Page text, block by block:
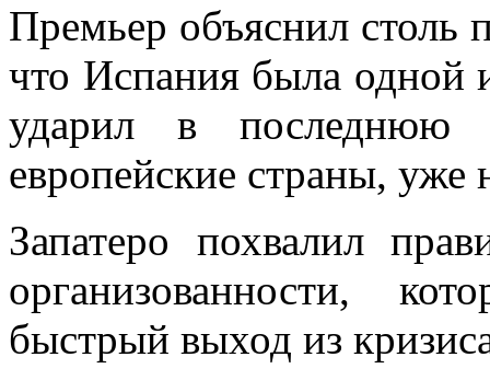
Премьер объяснил столь
что Испания была одной
ударил в
европейские страны, уже
Запатеро похвалил
организованности,
быстрый выход из